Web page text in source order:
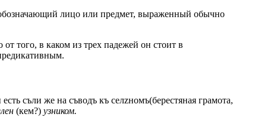
обозначающий лицо или предмет, выраженный обычно
того, в каком из трех падежей он стоит в
съли же на съводъ къ селzномъ(берестяная грамота,
(кем?) узником.